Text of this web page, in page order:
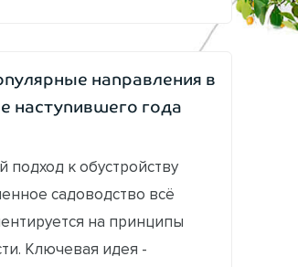
направления в
наступившего года
подход к обустройству
садоводство всё
на принципы
Ключевая идея -